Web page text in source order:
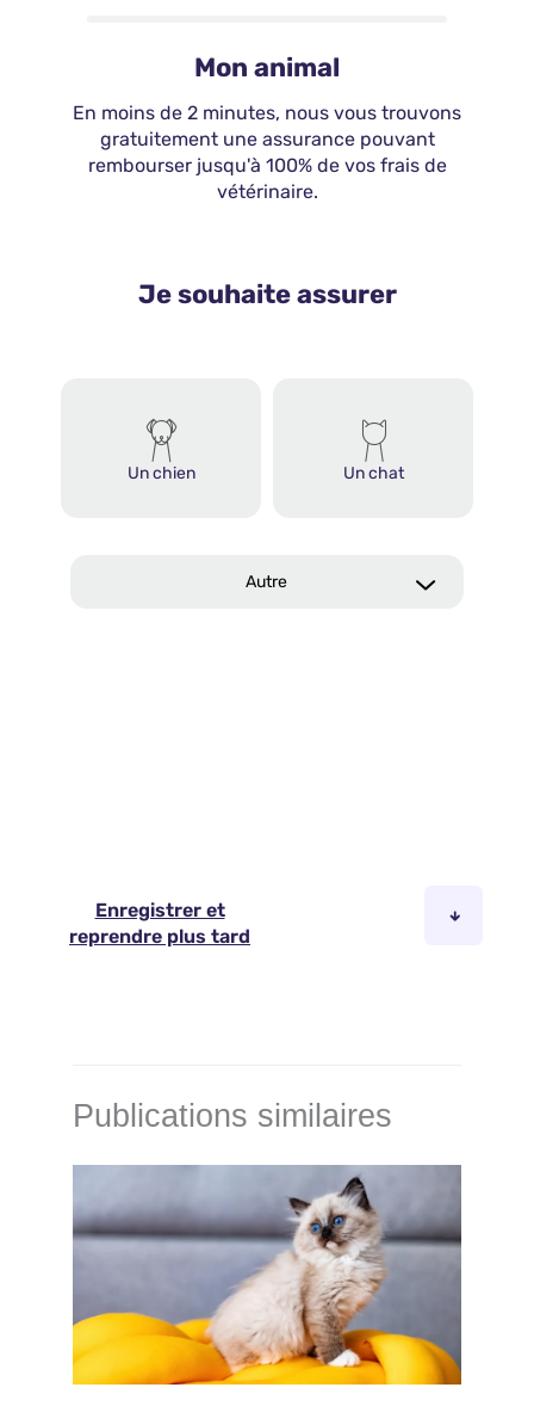
Publications similaires